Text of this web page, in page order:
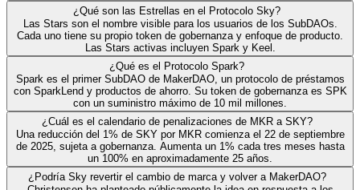
¿Qué son las Estrellas en el Protocolo Sky?
Las Stars son el nombre visible para los usuarios de los SubDAOs.
Cada uno tiene su propio token de gobernanza y enfoque de producto.
Las Stars activas incluyen Spark y Keel.
¿Qué es el Protocolo Spark?
Spark es el primer SubDAO de MakerDAO, un protocolo de préstamos
con SparkLend y productos de ahorro. Su token de gobernanza es SPK
con un suministro máximo de 10 mil millones.
¿Cuál es el calendario de penalizaciones de MKR a SKY?
Una reducción del 1% de SKY por MKR comienza el 22 de septiembre
de 2025, sujeta a gobernanza. Aumenta un 1% cada tres meses hasta
un 100% en aproximadamente 25 años.
¿Podría Sky revertir el cambio de marca y volver a MakerDAO?